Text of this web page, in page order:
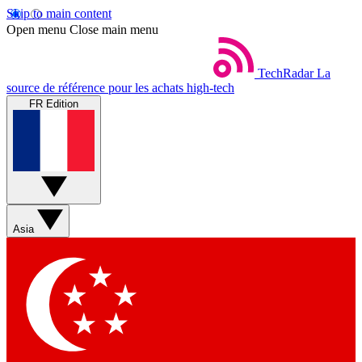
Skip to main content
Open menu Close main menu
TechRadar La
source de référence pour les achats high-tech
FR Edition
Asia